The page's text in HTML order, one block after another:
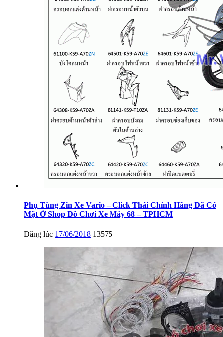
Phụ Tùng Zin Xe Vario – Click Thái Chính Hãng Đã Có
Mặt Ở Shop Đồ Chơi Xe Máy 68 – TPHCM
Đăng lúc 17/06/2018 13575